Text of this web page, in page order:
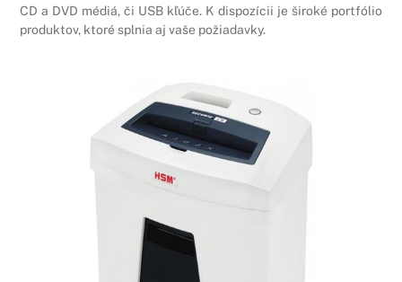
CD a DVD médiá, či USB kľúče. K dispozícii je široké portfólio
produktov, ktoré splnia aj vaše požiadavky.